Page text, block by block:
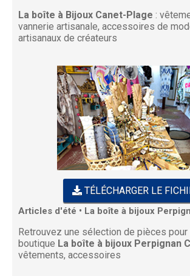
La boîte à Bijoux Canet-Plage :
vannerie artisanale, accessoires de
artisanaux de créateurs
TÉLÉCHARGER LE
Articles d'été • La boîte à bijoux
Retrouvez une sélection de pièces
boutique La boîte à bijoux Perpignan
vêtements, accessoires